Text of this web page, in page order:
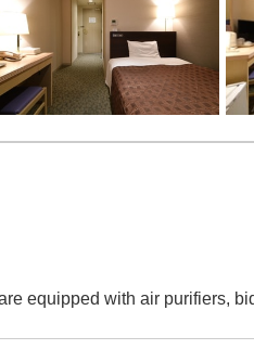
equipped with air purifiers,